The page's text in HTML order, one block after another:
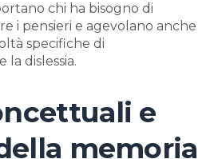
chi ha bisogno di
i pensieri e agevolano anche
specifiche di
dislessia.
e
memoria